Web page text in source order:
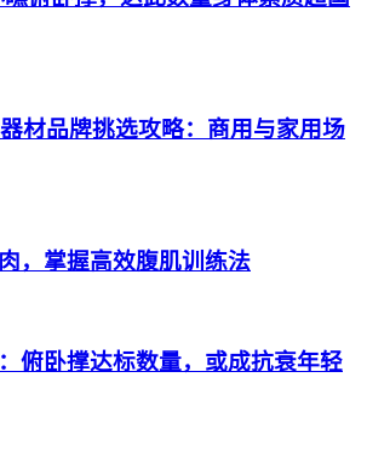
材品牌挑选攻略：商用与家用场
，掌握高效腹肌训练法
俯卧撑达标数量，或成抗衰年轻